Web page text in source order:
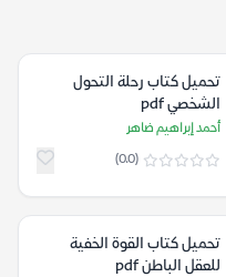
تحميل كتاب رحلة التحول
الشخصي pdf
أحمد إبراهيم ضاهر
(0.0)
تحميل كتاب القوة الخفية
للعقل الباطن pdf